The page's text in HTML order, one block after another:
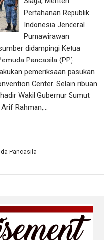
Pertahanan Republik
Indonesia Jenderal
Purnawirawan
didampingi Ketua
Pancasila (PP)
pemeriksaan pasukan
Center. Selain ribuan
Wakil Gubernur Sumut
Arif Rahman,…
Pancasila